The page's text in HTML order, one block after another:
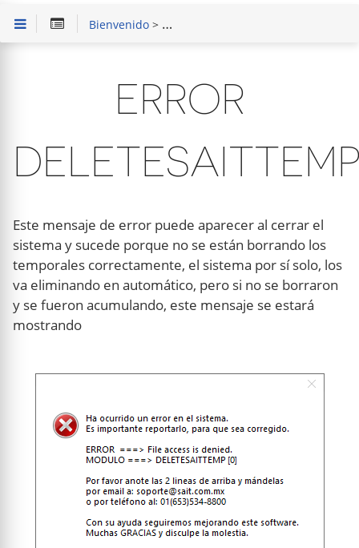
Bienvenido> Solución de Problemas
ERROR
Este mensaje de error puede aparecer al cerrar el
sistema y sucede porque no se están borrando los
temporales correctamente, el sistema por sí solo, los
va eliminando en automático, pero si no se borraron
y se fueron acumulando, este mensaje se estará
mostrando